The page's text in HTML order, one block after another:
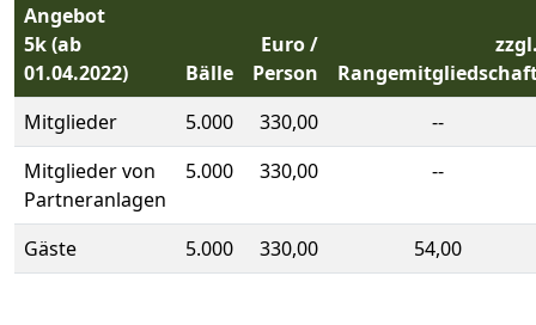
Angebot
5k(ab
01.04.2022)
Bälle
Euro /
Person
Mitglieder
5.000 330,00
--
Mitglieder von
Partneranlagen
5.000 330,00 --
Gäste 5.000 330,00 54,00